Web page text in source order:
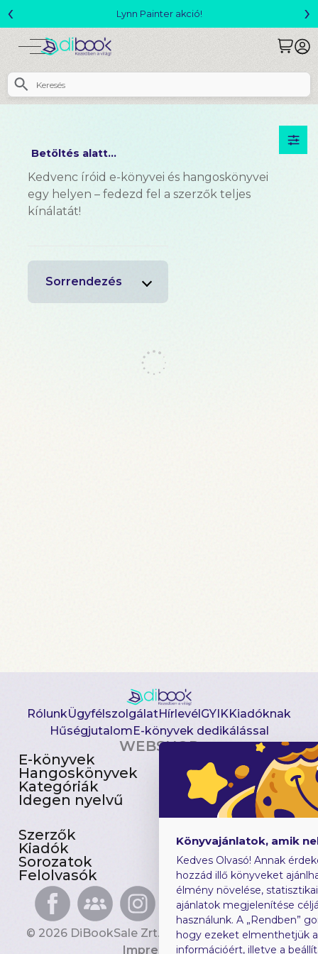
Megjelent! L. J. Shen: Legvadabb álmaimban szeretlek
‹ ›
Betöltés alatt...
Kedvenc íróid e-könyvei és hangoskönyvei
egy helyen – fedezd fel a szerzők teljes
kínálatát!
Sorrendezés
RólunkÜgyfélszolgálatHírlevélGYIKKiadóknak
HűségjutalomE-könyvek dedikálással
WEBSHOP
E-könyvek
Hangoskönyvek
Kategóriák
Idegen nyelvű
Csomagajánlatok
Akciósak
Előjegyezhetők
Újdonságok
Szerzők
Kiadók
Sorozatok
Felolvasók
Gyerekkönyvek
Heti toplista
Ajándékutalvány
Blog
© 2026 DiBookSale Zrt. Minden jog fenntartva.
Impresszum
Könyvajánlatok, amik
Kedves Olvasó! Annak
hozzád illő könyveket
élmény növelése,
ajánlatok megjelenítése
használunk. A „Rendben”
hogy ezeket elmenthetjük
információért, illetve a